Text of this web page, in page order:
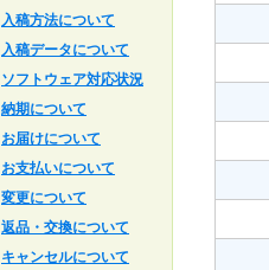
入稿方法について
入稿データについて
ソフトウェア対応状況
納期について
お届けについて
お支払いについて
変更について
返品・交換について
キャンセルについて